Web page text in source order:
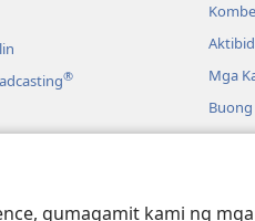
gumagamit kami ng
®
ng Bibliya—Audio
Mga